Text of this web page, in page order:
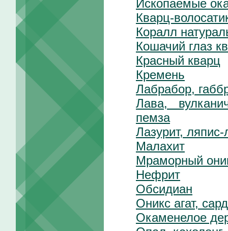
Ископаемые
Кварц-
Коралл
Кошачий глаз
Красный кварц
Кремень
Лабрабор,
Лава,
пемза
Лазурит, ляпис-
Малахит
Мраморный
Нефрит
Обсидиан
Оникс агат,
Окаменелое